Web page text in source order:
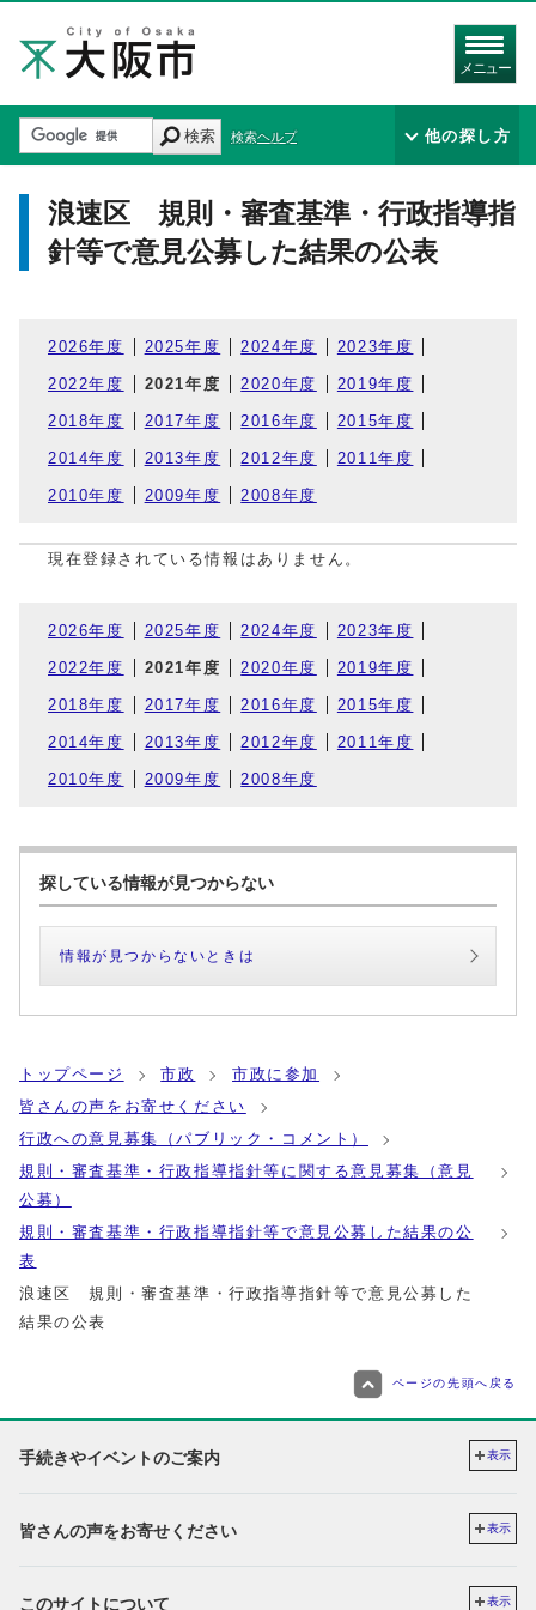
メニュー
検索 検索ヘルプ 他の探し方
浪速区 規則・審査基準・行政指導指
針等で意見公募した結果の公表
2026年度 2025年度 2024年度 2023年度
2022年度 2021年度 2020年度 2019年度
2018年度 2017年度 2016年度 2015年度
2014年度 2013年度 2012年度 2011年度
2010年度 2009年度 2008年度
現在登録されている情報はありません。
2026年度 2025年度 2024年度 2023年度
2022年度 2021年度 2020年度 2019年度
2018年度 2017年度 2016年度 2015年度
2014年度 2013年度 2012年度 2011年度
2010年度 2009年度 2008年度
探している情報が見つからない
情報が見つからないときは
トップページ 市政
市政に参加
皆さんの声をお寄せください
行政への意見募集（パブリック・コメント）
規則・審査基準・行政指導指針等に関する意見募集（意見
公募）
規則・審査基準・行政指導指針等で意見公募した結果の公
表
浪速区 規則・審査基準・行政指導指針等で意見公募した
結果の公表
ページの先頭へ戻る
手続きやイベントのご案内 表示
皆さんの声をお寄せください 表示
このサイトについて 表示